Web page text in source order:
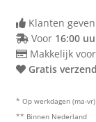
Klanten
Voor 16:00
Makkelijk
Gratis
* Op werkdagen (ma-
** Binnen Nederland